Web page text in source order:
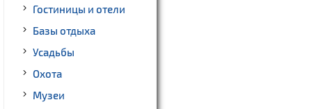
Гостиницы и отели
Базы отдыха
Усадьбы
Охота
Музеи